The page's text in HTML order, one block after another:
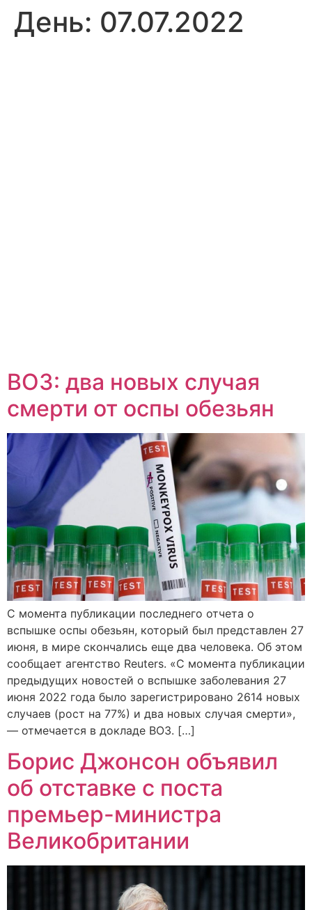
День: 07.07.2022
ВОЗ: два новых случая
смерти от оспы обезьян
С момента публикации последнего отчета о
вспышке оспы обезьян, который был представлен 27
июня, в мире скончались еще два человека. Об этом
сообщает агентство Reuters. «С момента публикации
предыдущих новостей о вспышке заболевания 27
июня 2022 года было зарегистрировано 2614 новых
случаев (рост на 77%) и два новых случая смерти»,
— отмечается в докладе ВОЗ. […]
Борис Джонсон объявил
об отставке с поста
премьер-министра
Великобритании